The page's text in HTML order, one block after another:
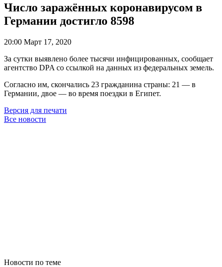
Число заражённых коронавирусом в
Германии достигло 8598
20:00 Март 17, 2020
За сутки выявлено более тысячи инфицированных, сообщает
агентство DPA со ссылкой на данных из федеральных земель.
Согласно им, скончались 23 гражданина страны: 21 — в
Германии, двое — во время поездки в Египет.
Версия для печати
Все новости
Новости по теме